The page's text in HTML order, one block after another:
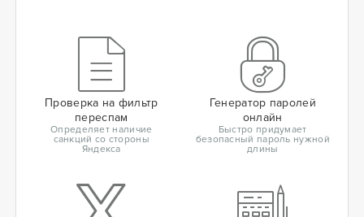
Проверка на фильтр
переспам
Определяет наличие
санкций со стороны
Яндекса
Генератор паролей
онлайн
Быстро придумает
безопасный пароль нужной
длины